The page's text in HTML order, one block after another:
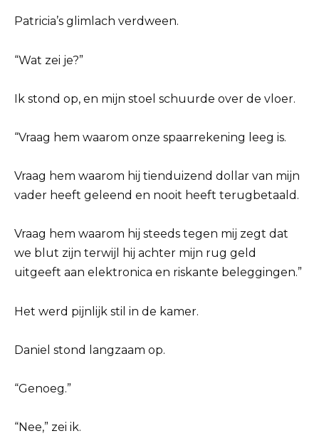
Patricia’s glimlach verdween.
“Wat zei je?”
Ik stond op, en mijn stoel schuurde over de vloer.
“Vraag hem waarom onze spaarrekening leeg is.
Vraag hem waarom hij tienduizend dollar van mijn
vader heeft geleend en nooit heeft terugbetaald.
Vraag hem waarom hij steeds tegen mij zegt dat
we blut zijn terwijl hij achter mijn rug geld
uitgeeft aan elektronica en riskante beleggingen.”
Het werd pijnlijk stil in de kamer.
Daniel stond langzaam op.
“Genoeg.”
“Nee,” zei ik.